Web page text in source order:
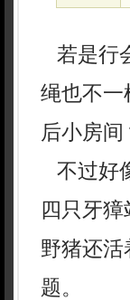
若是行
绳也不一
后小房间
不过好
四只牙
野猪还
题。